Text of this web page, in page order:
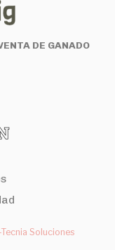
DE GANADO
Tecnia Soluciones